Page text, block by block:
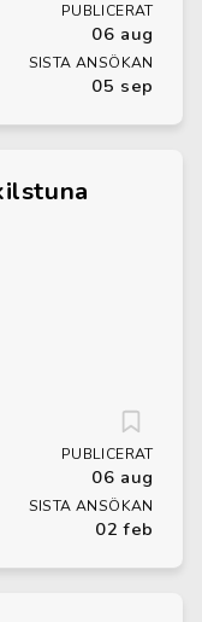
PUBLICERAT
06 aug
SISTA ANSÖKAN
05 sep
PUBLICERAT
06 aug
SISTA ANSÖKAN
02 feb